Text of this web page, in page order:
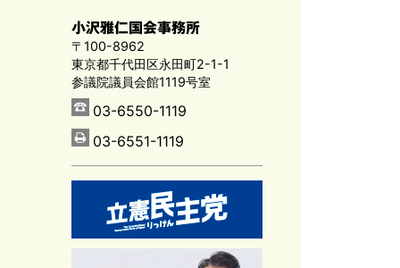
小沢雅仁国会事務所
〒100-8962
東京都千代田区永田町2-1-1
参議院議員会館1119号室
03-6550-1119
03-6551-1119